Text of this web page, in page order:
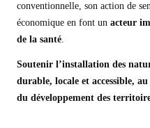
conventionnelle, son action de
économique en font un acteur
de la santé.
Soutenir l’installation des
durable, locale et accessible,
du développement des